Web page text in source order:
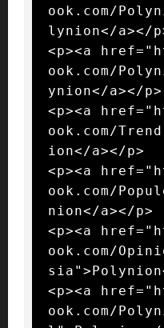
ook.com/
lynion</a></
<p><a
ook.com/
ynion</a></p>
<p><a
ook.com/
ion</a></p>
<p><a
ook.com/
nion</a></p>
<p><a
ook.com/
<p><a
ook.com/